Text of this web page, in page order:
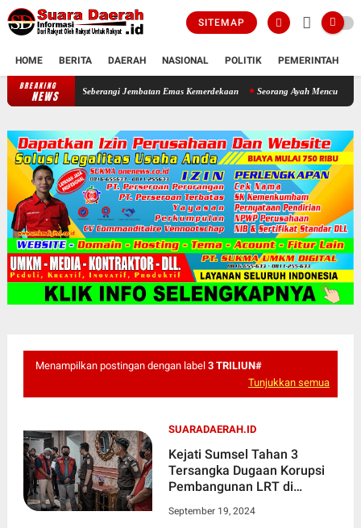
SITEMAP
HOME BERITA DAERAH NASIONAL POLITIK PEMERINTAH
BREAKING
NEWS Bupati Sragen Ajak Warga Ngrampal Semangat Untuk Seberangi
Menampilkan postingan dengan label 3 TRILIUN#
Tunjukkan semua
SUARADAERAH.ID
Kejati Sumsel Tahan 3
Tersangka Dugaan Korupsi
Pembangunan LRT di
Triliun
September 19, 2024